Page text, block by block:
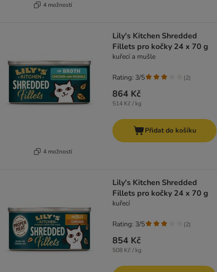
4 možností
4 možností
Lily's Kitchen Shredded
Fillets pro kočky 24 x 70 g
kuřecí a mušle
864 Kč
514 Kč / kg
Rating: 3/5 (2)
Přidat do košíku
Lily's Kitchen Shredded
Fillets pro kočky 24 x 70 g
kuřecí
854 Kč
508 Kč / kg
Rating: 3/5 (2)